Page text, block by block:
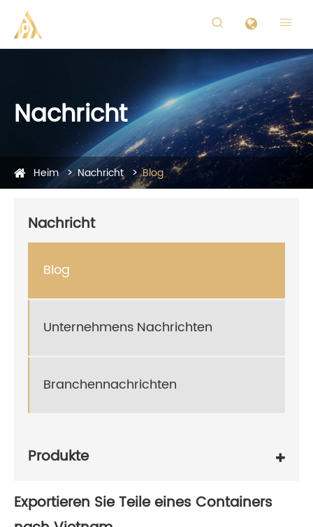
 
Nachricht
Heim Nachricht Blog
Nachricht
Blog
Unternehmens Nachrichten
Branchennachrichten
Produkte
Exportieren Sie Teile eines Containers